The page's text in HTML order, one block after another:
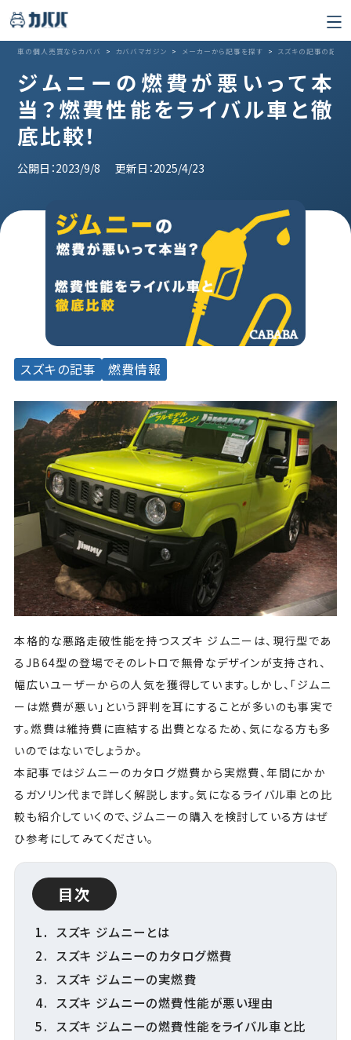
車の個人売買ならカババ > カババマガジン > メーカーから記事を探す > スズキの記事の記事
ジムニーの燃費が悪いって本
当？燃費性能をライバル車と徹
底比較！
公開日：2023/9/8 更新日：2025/4/23
スズキの記事 燃費情報
本格的な悪路走破性能を持つスズキ ジムニーは、現行型であ
るJB64型の登場でそのレトロで無骨なデザインが支持され、
幅広いユーザーからの人気を獲得しています。しかし、「ジムニ
ーは燃費が悪い」という評判を耳にすることが多いのも事実で
す。燃費は維持費に直結する出費となるため、気になる方も多
いのではないでしょうか。
本記事ではジムニーのカタログ燃費から実燃費、年間にかか
るガソリン代まで詳しく解説します。気になるライバル車との比
較も紹介していくので、ジムニーの購入を検討している方はぜ
ひ参考にしてみてください。
目次
スズキ ジムニーとは
スズキ ジムニーのカタログ燃費
スズキ ジムニーの実燃費
スズキ ジムニーの燃費性能が悪い理由
スズキ ジムニーの燃費性能をライバル車と比